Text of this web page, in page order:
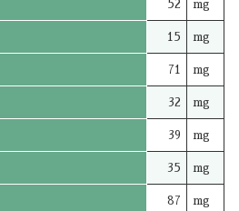
52 mg
15 mg
71 mg
32 mg
39 mg
35 mg
87 mg